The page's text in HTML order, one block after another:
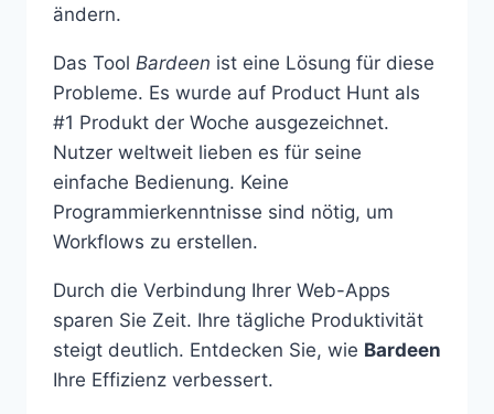
ändern.
Das Tool Bardeen ist eine Lösung für diese
Probleme. Es wurde auf Product Hunt als
#1 Produkt der Woche ausgezeichnet.
Nutzer weltweit lieben es für seine
einfache Bedienung. Keine
Programmierkenntnisse sind nötig, um
Workflows zu erstellen.
Durch die Verbindung Ihrer Web-Apps
sparen Sie Zeit. Ihre tägliche Produktivität
steigt deutlich. Entdecken Sie, wie Bardeen
Ihre Effizienz verbessert.